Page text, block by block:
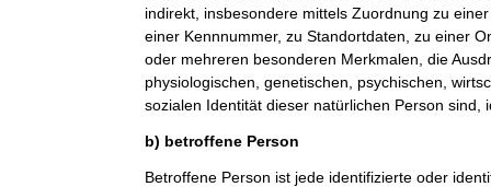
indirekt, insbesondere mittels Zuordnung zu
einer Kennnummer, zu Standortdaten, zu einer
oder mehreren besonderen Merkmalen, die
physiologischen, genetischen, psychischen,
sozialen Identität dieser natürlichen Person sind,
b) betroffene Person
Betroffene Person ist jede identifizierte oder